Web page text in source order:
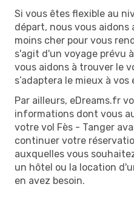
Si vous êtes flexible au
départ, nous vous aidons
moins cher pour vous
s'agit d'un voyage prévu
vous aidons à trouver le
s’adaptera le mieux à vos
Par ailleurs, eDreams.fr
informations dont vous
votre vol Fès - Tanger
continuer votre
auxquelles vous
un hôtel ou la location
en avez besoin.